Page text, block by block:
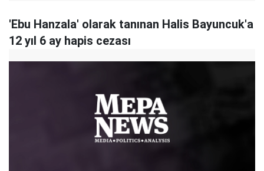
'Ebu Hanzala' olarak tanınan Halis Bayuncuk'a
12 yıl 6 ay hapis cezası